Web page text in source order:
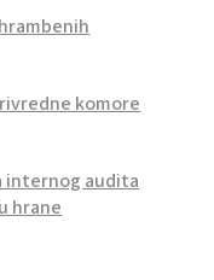
komore
internog audita
hrane